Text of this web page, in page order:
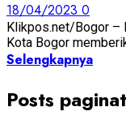
18/04/2023 0
Klikpos.net/Bogor –
Kota Bogor
Selengkapnya
Posts